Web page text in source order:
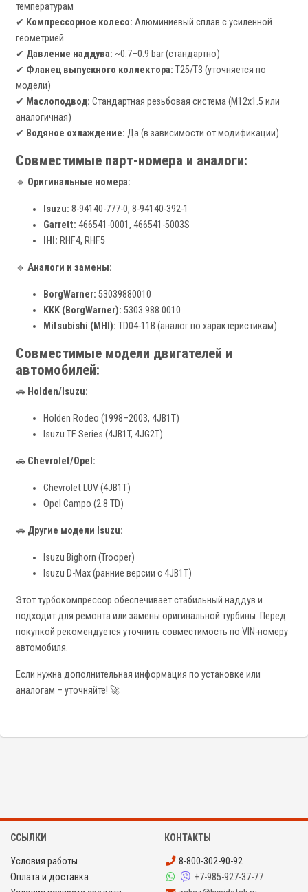
температурам
✔ Компрессорное колесо: Алюминиевый сплав с усиленной
геометрией
✔ Давление наддува: ~0.7–0.9 bar (стандартно)
✔ Фланец выпускного коллектора: T25/T3 (уточняется по
модели)
✔ Маслоподвод: Стандартная резьбовая система (M12x1.5 или
аналогичная)
✔ Водяное охлаждение: Да (в зависимости от модификации)
Совместимые парт-номера и аналоги:
🔹 Оригинальные номера:
Isuzu: 8-94140-777-0, 8-94140-392-1
Garrett: 466541-0001, 466541-5003S
IHI: RHF4, RHF5
🔹 Аналоги и замены:
BorgWarner: 53039880010
KKK (BorgWarner): 5303 988 0010
Mitsubishi (MHI): TD04-11B (аналог по характеристикам)
Совместимые модели двигателей и
автомобилей:
🚗 Holden/Isuzu:
Holden Rodeo (1998–2003, 4JB1T)
Isuzu TF Series (4JB1T, 4JG2T)
🚗 Chevrolet/Opel:
Chevrolet LUV (4JB1T)
Opel Campo (2.8 TD)
🚗 Другие модели Isuzu:
Isuzu Bighorn (Trooper)
Isuzu D-Max (ранние версии с 4JB1T)
Этот турбокомпрессор обеспечивает стабильный наддув и
подходит для ремонта или замены оригинальной турбины. Перед
покупкой рекомендуется уточнить совместимость по VIN-номеру
автомобиля.
Если нужна дополнительная информация по установке или
аналогам – уточняйте! 🚀
ССЫЛКИ
Условия работы
Оплата и доставка
КОНТАКТЫ
8-800-302-90-92
+7-985-927-37-77